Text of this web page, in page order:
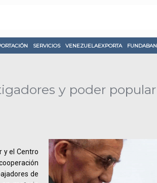
SERVICIOS VENEZUELAEXPORTA
y poder
y el Centro
de